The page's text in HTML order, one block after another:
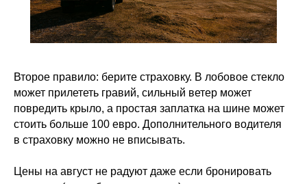
Второе правило: берите страховку. В лобовое стекло
может прилететь гравий, сильный ветер может
повредить крыло, а простая заплатка на шине может
стоить больше 100 евро. Дополнительного водителя
в страховку можно не вписывать.
Цены на август не радуют даже если бронировать